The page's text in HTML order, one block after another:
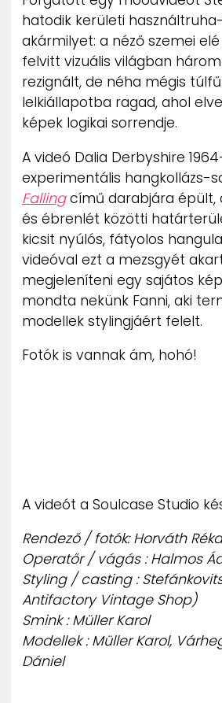
hatodik kerületi
akármilyet: a néző szemei
felvitt vizuális világban
rezignált, de néha mégis
lelkiállapotba ragad, ahol
képek logikai sorrendje.
A videó Dalia Derbyshire
experimentális hangkollázs-
Fallingcímű darabjára épült,
és ébrenlét közötti
kicsit nyúlós, fátyolos
videóval ezt a mezsgyét
megjeleníteni egy sajátos
mondta nekünk Fanni, aki
modellek stylingjáért felelt.
Fotók is vannak ám, hohó!
A videót a Soulcase Studio
Rendező / fotók: Horváth Réka
Operatőr / vágás : Halmos
Styling / casting :
Antifactory Vintage Shop)
Smink : Müller Karol
Modellek : Müller Karol,
Dániel